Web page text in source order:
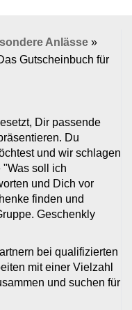
Anlässe »
Gutscheinbuch für
Dir passende
Du
und wir schlagen
"Was soll ich
und Dich vor
finden und
Geschenkly
bei qualifizierten
mit einer Vielzahl
und suchen für